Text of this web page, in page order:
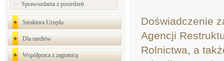
Sprawozdania z posiedzeń
Struktura Urzędu
Dla mediów
Współpraca z zagranicą
Doświadczenie
Agencji
Rolnictwa, a